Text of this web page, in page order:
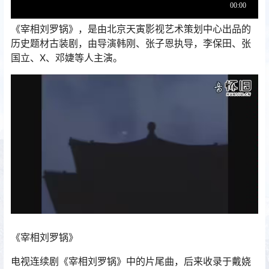
《宰相刘罗锅》，是由北京天寅影视艺术策划中心出品的
历史题材古装剧，由导演韩刚、张子恩执导，李保田、张
国立、X、邓婕等人主演。
《宰相刘罗锅》
电视连续剧《宰相刘罗锅》中的片尾曲，后来收录于戴娆